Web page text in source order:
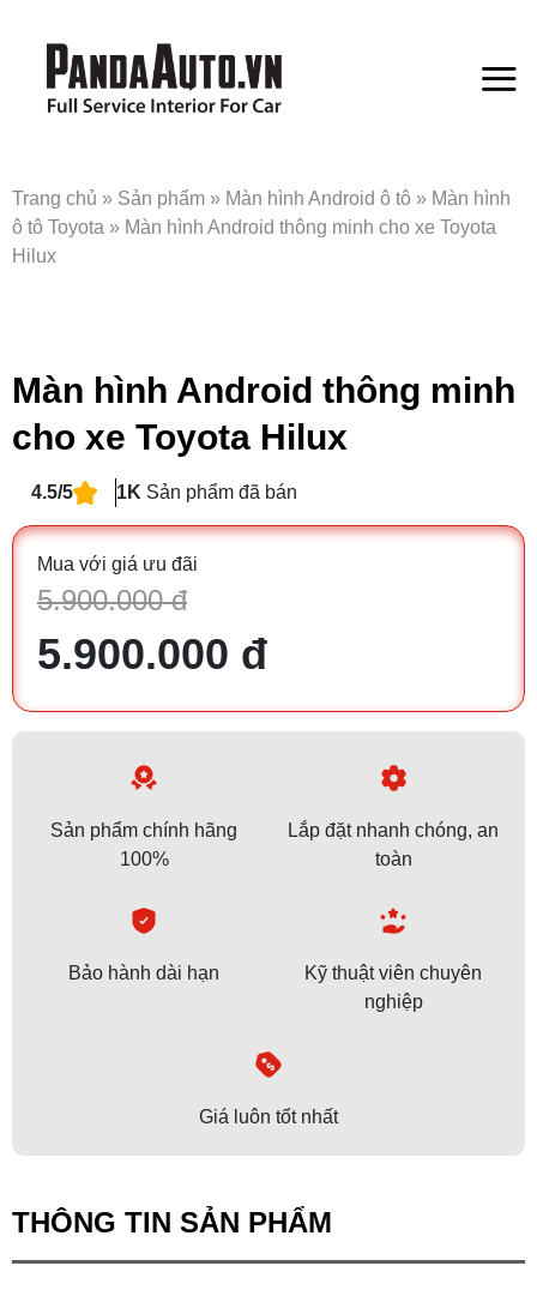
Trang chủ » Sản phẩm » Màn hình Android ô tô » Màn hình
ô tô Toyota » Màn hình Android thông minh cho xe Toyota
Hilux
Màn hình Android thông minh
cho xe Toyota Hilux
4.5/5 1K Sản phẩm đã bán
Mua với giá ưu đãi
5.900.000 đ
5.900.000 đ
Sản phẩm chính hãng
100%
Lắp đặt nhanh chóng, an
toàn
Bảo hành dài hạn
Kỹ thuật viên chuyên
nghiệp
Giá luôn tốt nhất
THÔNG TIN SẢN PHẨM